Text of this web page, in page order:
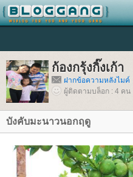
ก้องกรุ้งกิ๊งเก้า
ฝากข้อความหลังไมค์
ผู้ติดตามบล็อก : 4 คน
บังคับมะนาวนอกฤดู